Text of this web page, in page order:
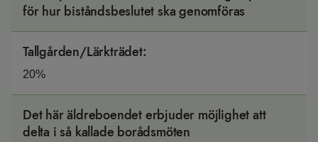
för hur biståndsbeslutet ska genomföras
Tallgården/Lärkträdet:
20%
Det här äldreboendet erbjuder möjlighet att
delta i så kallade borådsmöten